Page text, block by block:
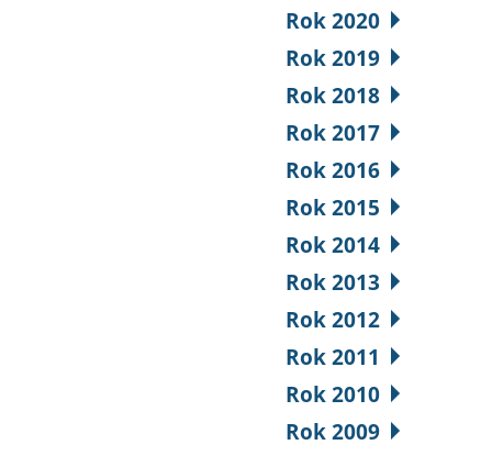
Rok 2020
Rok 2019
Rok 2018
Rok 2017
Rok 2016
Rok 2015
Rok 2014
Rok 2013
Rok 2012
Rok 2011
Rok 2010
Rok 2009